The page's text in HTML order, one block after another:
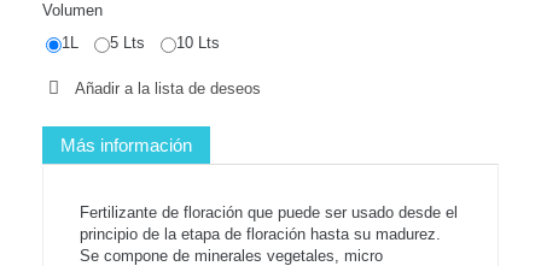
Volumen
1L
5 Lts 10 Lts
Añadir a la lista de deseos
Más información
Fertilizante de floración que puede ser usado desde el
principio de la etapa de floración hasta su madurez.
Se compone de minerales vegetales, micro